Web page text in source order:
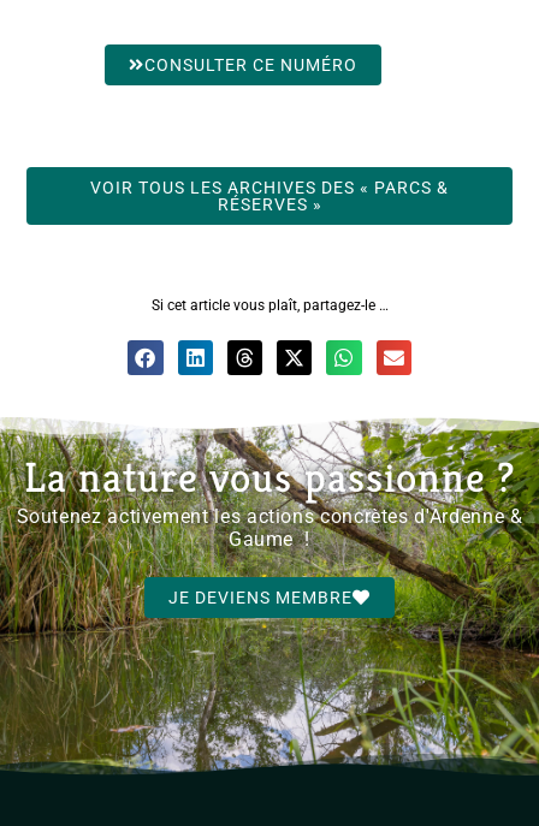
CONSULTER CE NUMÉRO
VOIR TOUS LES ARCHIVES DES « PARCS &
RÉSERVES »
Si cet article vous plaît, partagez-le …
La nature vous passionne ?
Soutenez activement les actions concrètes d'Ardenne &
Gaume !
JE DEVIENS MEMBRE